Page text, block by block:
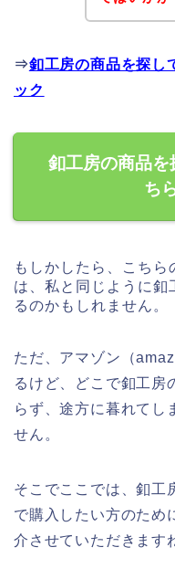
⇒釦工房の商品を探し
ック
釦工房の商品を
ち
もしかしたら、こち
は、私と同じように釦
るのかもしれません。
ただ、アマゾン（
るけど、どこで釦工房
らず、途方に暮れてし
せん。
そこでここでは、釦工
で購入したい方のため
介させていただきます